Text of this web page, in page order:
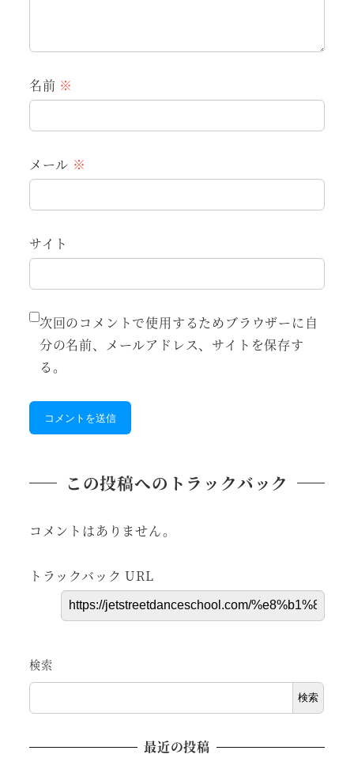
名前 ※
メール ※
サイト
次回のコメントで使用するためブラウザーに自
分の名前、メールアドレス、サイトを保存す
る。
この投稿へのトラックバック
コメントはありません。
トラックバック URL
検索
検索
最近の投稿